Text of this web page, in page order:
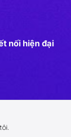
nối hiện đại